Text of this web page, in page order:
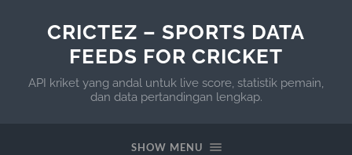
CRICTEZ – SPORTS DATA
FEEDS FOR CRICKET
API kriket yang andal untuk live score, statistik pemain,
dan data pertandingan lengkap.
SHOW MENU